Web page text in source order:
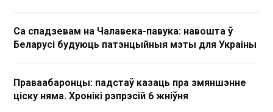
Са спадзевам на Чалавека-павука: навошта ў
Беларусі будуюць патэнцыйныя мэты для Украіны
Праваабаронцы: падстаў казаць пра змяншэнне
ціску няма. Хронікі рэпрэсій 6 жніўня